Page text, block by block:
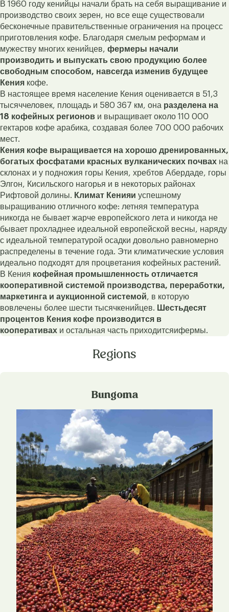
В 1960 году кенийцы начали брать на себя выращивание и
производство своих зерен, но все еще существовали
бесконечные правительственные ограничения на процесс
приготовления кофе. Благодаря смелым реформам и
мужеству многих кенийцев, фермеры начали
производить и выпускать свою продукцию более
свободным способом, навсегда изменив будущее
Кения кофе.
В настоящее время население Кения оценивается в 51,3
тысяччеловек, площадь и 580 367 км, она разделена на
18 кофейных регионов и выращивает около 110 000
гектаров кофе арабика, создавая более 700 000 рабочих
мест.
Кения кофе выращивается на хорошо дренированных,
богатых фосфатами красных вулканических почвах на
склонах и у подножия горы Кения, хребтов Абердаде, горы
Элгон, Кисильского нагорья и в некоторых районах
Рифтовой долины. Климат Кенияи успешному
выращиванию отличного кофе: летняя температура
никогда не бывает жарче европейского лета и никогда не
бывает прохладнее идеальной европейской весны, наряду
с идеальной температурой осадки довольно равномерно
распределены в течение года. Эти климатические условия
идеально подходят для процветания кофейных растений.
В Кения кофейная промышленность отличается
кооперативной системой производства, переработки,
маркетинга и аукционной системой, в которую
вовлечены более шести тысячкенийцев. Шестьдесят
процентов Кения кофе производится в
кооперативах и остальная часть приходитсяифермы.
Regions
Bungoma